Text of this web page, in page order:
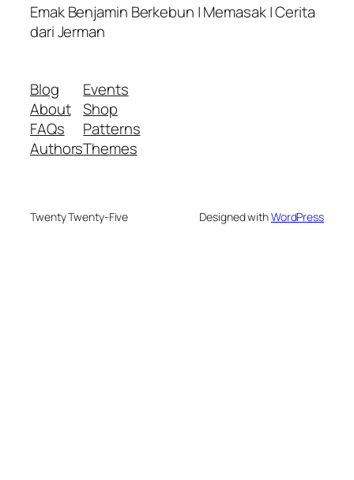
Emak Benjamin Berkebun | Memasak | Cerita
dari Jerman
Blog
About
FAQs
Authors
Events
Shop
Patterns
Themes
Twenty Twenty-Five Designed withWordPress